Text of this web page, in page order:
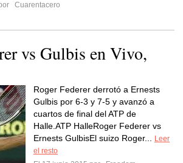
Cuarentacero
vs Gulbis en Vivo,
Roger Federer derrotó a Ernests
Gulbis por 6-3 y 7-5 y avanzó a
cuartos de final del ATP de
Halle.ATP HalleRoger Federer vs
Ernests GulbisEl suizo Roger...
Leer
el resto